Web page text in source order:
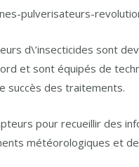
d\’insecticides sont
et sont équipés de
succès des traitements.
pour recueillir des
météorologiques et